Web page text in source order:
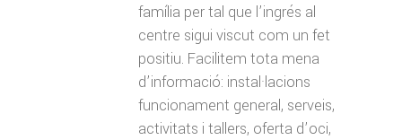
família per tal que l’ingrés al
centre sigui viscut com un fet
positiu. Facilitem tota mena
d’informació: instal·lacions
funcionament general, serveis,
activitats i tallers, oferta d’oci,